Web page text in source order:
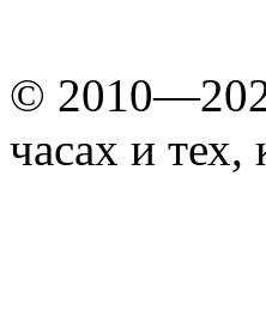
©
часах и тех,